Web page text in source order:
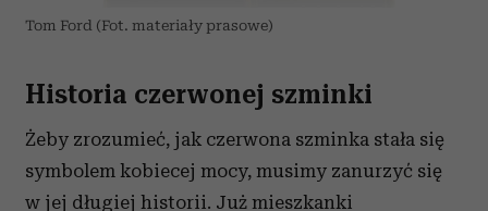
Tom Ford (Fot. materiały prasowe)
Historia czerwonej szminki
Żeby zrozumieć, jak czerwona szminka stała się
symbolem kobiecej mocy, musimy zanurzyć się
w jej długiej historii. Już mieszkanki